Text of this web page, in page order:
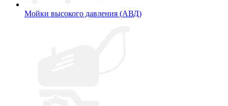
Мойки высокого давления (АВД)